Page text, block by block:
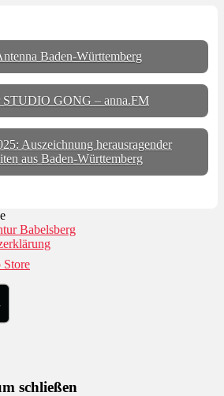
Baden-Württemberg
STUDIO GONG – anna.FM
Auszeichnung herausragender
aus Baden-Württemberg
Babelsberg
schließen